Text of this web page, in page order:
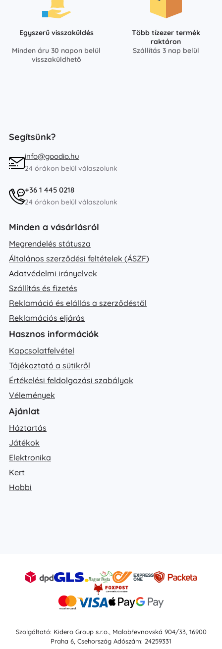
Egyszerű visszaküldés
Minden áru 30 napon belül
visszaküldhető
Több tízezer termék
raktáron
Szállítás 3 nap belül
Segítsünk?
info@goodio.hu
24 órákon belül válaszolunk
+36 1 445 0218
24 órákon belül válaszolunk
Minden a vásárlásról
Megrendelés státusza
Általános szerződési feltételek (ÁSZF)
Adatvédelmi irányelvek
Szállítás és fizetés
Reklamáció és elállás a szerződéstől
Reklamációs eljárás
Hasznos információk
Kapcsolatfelvétel
Tájékoztató a sütikről
Értékelési feldolgozási szabályok
Vélemények
Ajánlat
Háztartás
Játékok
Elektronika
Kert
Hobbi
Szolgáltató: Kidero Group s.r.o., Malobřevnovská 904/33, 16900
Praha 6, Csehország Adószám: 24259331